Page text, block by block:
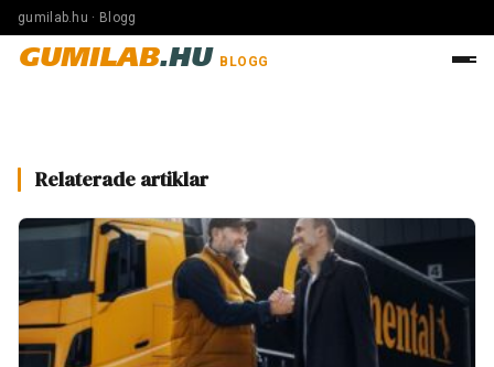
gumilab.hu · Blogg
GUMILAB.HU BLOGG
Relaterade artiklar